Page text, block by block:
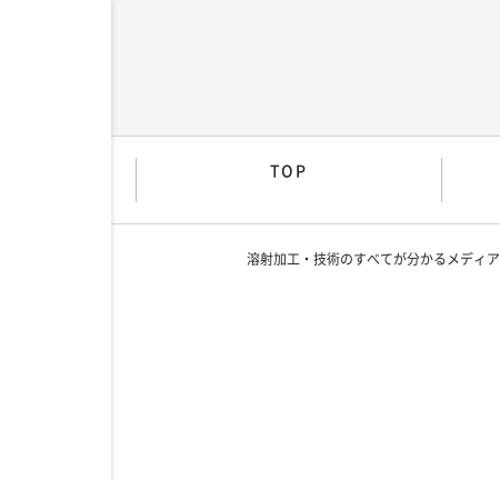
TOP
溶射加工・技術のすべてが分かるメディア